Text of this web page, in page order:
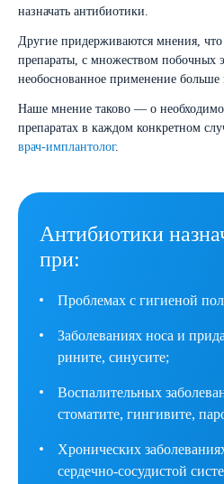
назначать антибиотики.
Другие придерживаются мнения,
препараты, с множеством побочных
необоснованное применение больше
Наше мнение таково — о
препаратах в каждом конкретном
врач-имплантолог.
Антибиотики
при:
Проблемах с гигиеной
Заболеваниях носа и
рините, синусите;
Воспалительных
стоматите, гингивите,
Хронических
сердечно-сосудистой